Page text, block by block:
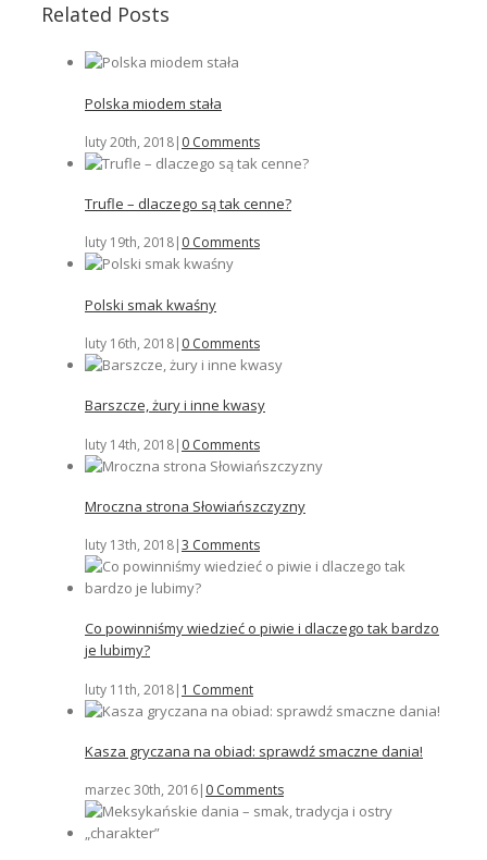
Related Posts
Polska miodem stała
luty 20th, 2018| 0 Comments
Trufle – dlaczego są tak cenne?
luty 19th, 2018| 0 Comments
Polski smak kwaśny
luty 16th, 2018| 0 Comments
Barszcze, żury i inne kwasy
luty 14th, 2018| 0 Comments
Mroczna strona Słowiańszczyzny
luty 13th, 2018|3 Comments
Co powinniśmy wiedzieć o piwie i dlaczego tak bardzo
je lubimy?
luty 11th, 2018| 1 Comment
Kasza gryczana na obiad: sprawdź smaczne dania!
marzec 30th, 2016| 0 Comments